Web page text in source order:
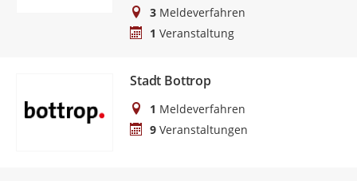
3 Meldeverfahren
1 Veranstaltung
Stadt Bottrop
1 Meldeverfahren
9 Veranstaltungen